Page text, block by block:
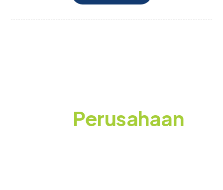
Perusahaan